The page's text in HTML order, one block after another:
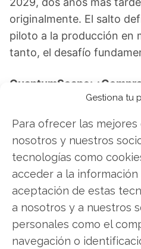
Gestiona tu
Para ofrecer las mejores
nosotros y nuestros
tecnologías como
acceder a la información
aceptación de estas
a nosotros y a nuestros
personales como el
navegación o
originalmente. El salto
piloto a la producción en
tanto, el desafío
QuantumScape:
Análisis de
tiene la respuesta:
Los últimos resultados de
contundentes: Acción
los inversores de
pena invertir o es
Análisis gratuito actual
descubrirá exactamente